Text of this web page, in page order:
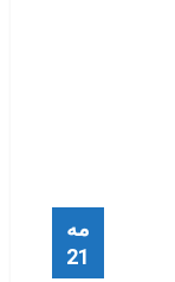
مه
21